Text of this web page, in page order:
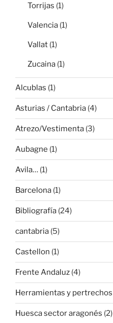
Torrijas (1)
Valencia (1)
Vallat (1)
Zucaina (1)
Alcublas (1)
Asturias / Cantabria (4)
Atrezo/Vestimenta (3)
Aubagne (1)
Avila… (1)
Barcelona (1)
Bibliografía (24)
cantabria (5)
Castellon (1)
Frente Andaluz (4)
Herramientas y pertrechos
Huesca sector aragonés (2)